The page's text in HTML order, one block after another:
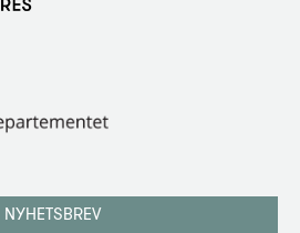
NYHETSBREV